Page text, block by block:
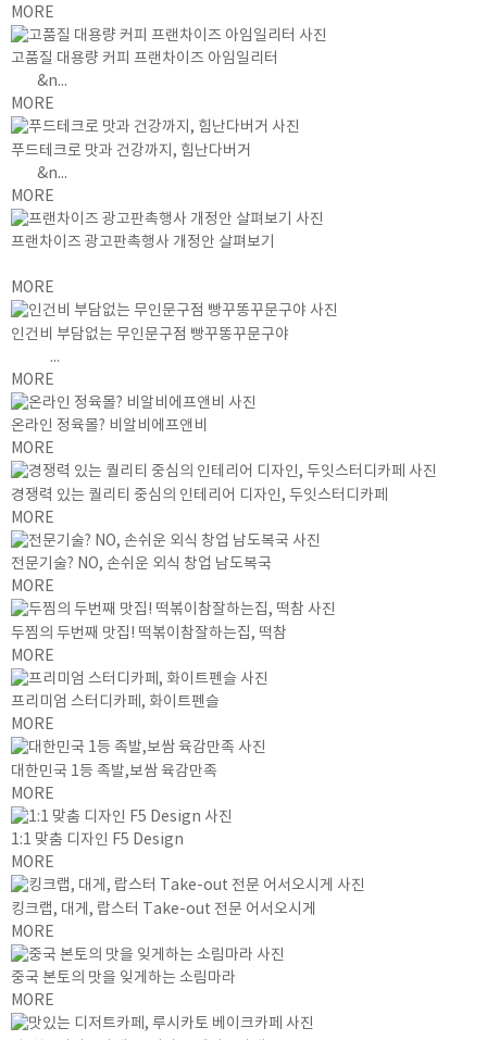
MORE
고품질 대용량 커피 프랜차이즈 아임일리터
&n...
MORE
푸드테크로 맛과 건강까지, 힘난다버거
&n...
MORE
프랜차이즈 광고판촉행사 개정안 살펴보기
MORE
인건비 부담없는 무인문구점 빵꾸똥꾸문구야
...
MORE
온라인 정육몰? 비알비에프앤비
MORE
경쟁력 있는 퀄리티 중심의 인테리어 디자인, 두잇스터디카페
MORE
전문기술? NO, 손쉬운 외식 창업 남도복국
MORE
두찜의 두번째 맛집! 떡볶이참잘하는집, 떡참
MORE
프리미엄 스터디카페, 화이트펜슬
MORE
대한민국 1등 족발,보쌈 육감만족
MORE
1:1 맞춤 디자인 F5 Design
MORE
킹크랩, 대게, 랍스터 Take-out 전문 어서오시게
MORE
중국 본토의 맛을 잊게하는 소림마라
MORE